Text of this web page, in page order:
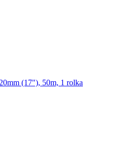
(17"), 50m, 1 rolka